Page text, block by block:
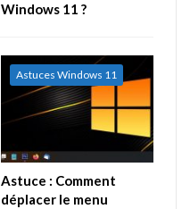
Windows 11 ?
Astuces Windows 11
Astuce : Comment
déplacer le menu